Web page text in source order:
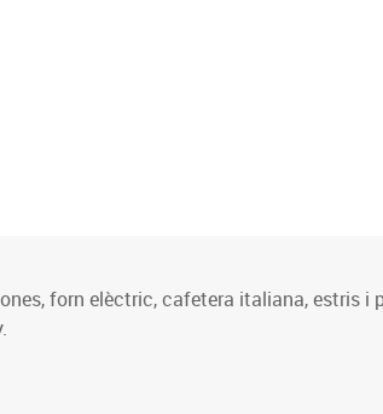
forn elèctric, cafetera italiana, estris i